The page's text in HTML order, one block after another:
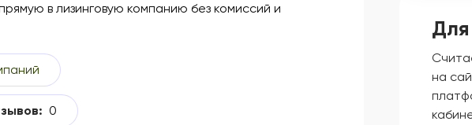
в лизинговую компанию без комиссий и
0
на